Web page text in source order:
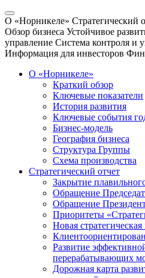
О «Норникеле» Стратегический
Обзор бизнеса Устойчивое
управление Система контроля и
Информация для инвесторов
О «Норникеле»
Краткий обзор
Ключевые показатели
История развития
Ключевые события
Бизнес-модель
География бизнеса
Структура Группы
Схема производства
Стратегический отчет
Закрытие
Обращение
Обращение
Приоритеты
Новая
Развитие
перерабатывающих
Дорожная карта